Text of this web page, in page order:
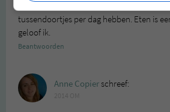
tussendoortjes per dag hebben. Eten is
geloof ik.
Beantwoorden
Anne Copierschreef: